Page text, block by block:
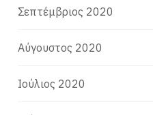
Σεπτέμβριος 2020
Αύγουστος 2020
Ιούλιος 2020